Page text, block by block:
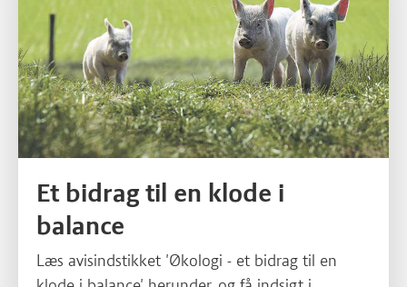
Et bidrag til en klode i
balance
Læs avisindstikket 'Økologi - et bidrag til en